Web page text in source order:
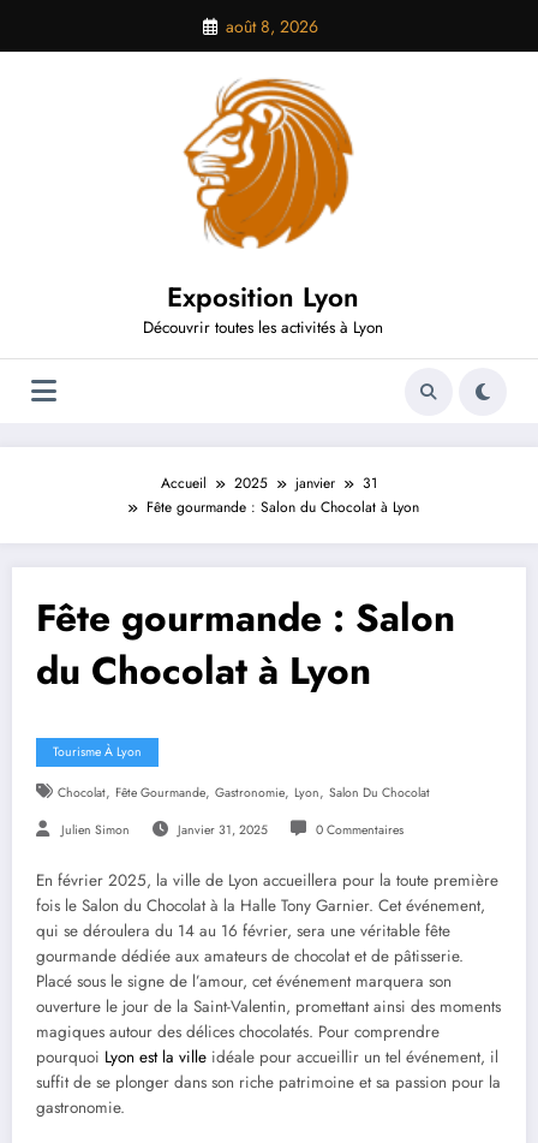
contenu
août 8, 2026
Exposition Lyon
Découvrir toutes les activités à Lyon
Accueil 2025 janvier
31
Fête gourmande : Salon du Chocolat à Lyon
Fête gourmande : Salon
du Chocolat à Lyon
Tourisme À Lyon
Chocolat, Fête Gourmande, Gastronomie, Lyon, Salon Du Chocolat
Julien Simon Janvier 31, 2025 0 Commentaires
En février 2025, la ville de Lyon accueillera pour la toute première
fois le Salon du Chocolat à la Halle Tony Garnier. Cet événement,
qui se déroulera du 14 au 16 février, sera une véritable fête
gourmande dédiée aux amateurs de chocolat et de pâtisserie.
Placé sous le signe de l’amour, cet événement marquera son
ouverture le jour de la Saint-Valentin, promettant ainsi des moments
magiques autour des délices chocolatés. Pour comprendre
pourquoi Lyon est la ville idéale pour accueillir un tel événement, il
suffit de se plonger dans son riche patrimoine et sa passion pour la
gastronomie.